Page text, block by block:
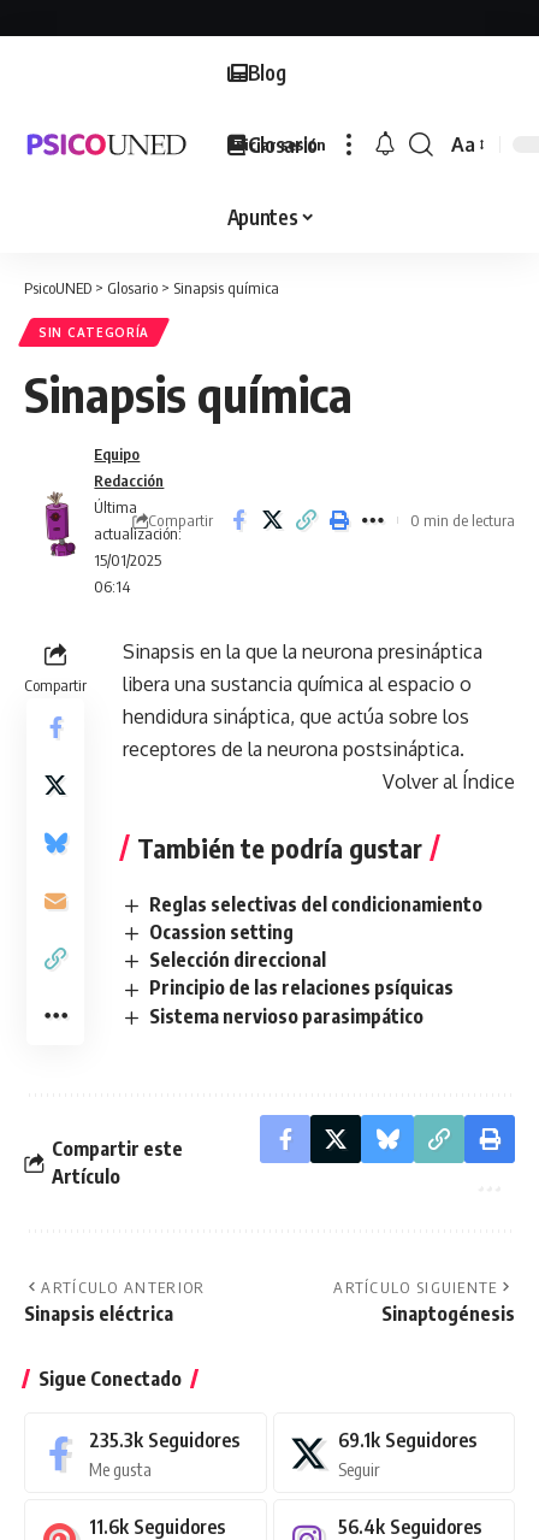
Blog
Glosario
Apuntes
Iniciar sesión
Font
Aa
PsicoUNED > Glosario > Sinapsis química
SIN CATEGORÍA
Sinapsis química
Última
actualización:
15/01/2025
06:14
Equipo
Redacción
Compartir 0 min de lectura
Compartir
Sinapsis en la que la neurona presináptica
libera una sustancia química al espacio o
hendidura sináptica, que actúa sobre los
receptores de la neurona postsináptica.
Volver al Índice
También te podría gustar
Reglas selectivas del condicionamiento
Ocassion setting
Selección direccional
Principio de las relaciones psíquicas
Sistema nervioso parasimpático
Compartir este
Artículo
ARTÍCULO ANTERIOR
Sinapsis eléctrica
ARTÍCULO SIGUIENTE
Sinaptogénesis
Sigue Conectado
235.3k Seguidores
Me gusta
69.1k Seguidores
Seguir
11.6k Seguidores 56.4k Seguidores